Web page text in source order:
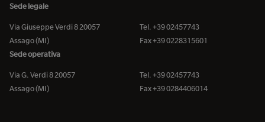
Sede legale
Via Giuseppe Verdi 8 20057
Assago (MI)
Tel. +39 02457743
Fax +39 0228315601
Sede operativa
Via G. Verdi 8 20057
Assago (MI)
Tel. +39 02457743
Fax +39 0284406014